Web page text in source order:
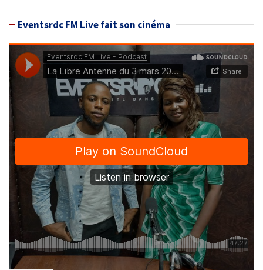
Eventsrdc FM Live fait son cinéma